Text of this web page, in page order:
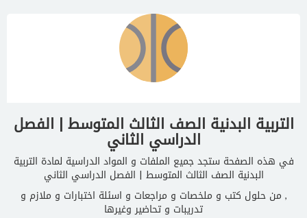
التربية البدنية الصف الثالث المتوسط | الفصل
الدراسي الثاني
في هذه الصفحة ستجد جميع الملفات و المواد الدراسية لمادة التربية
البدنية الصف الثالث المتوسط | الفصل الدراسي الثاني
, من حلول كتب و ملخصات و مراجعات و اسئلة اختبارات و ملازم و
تدريبات و تحاضير وغيرها